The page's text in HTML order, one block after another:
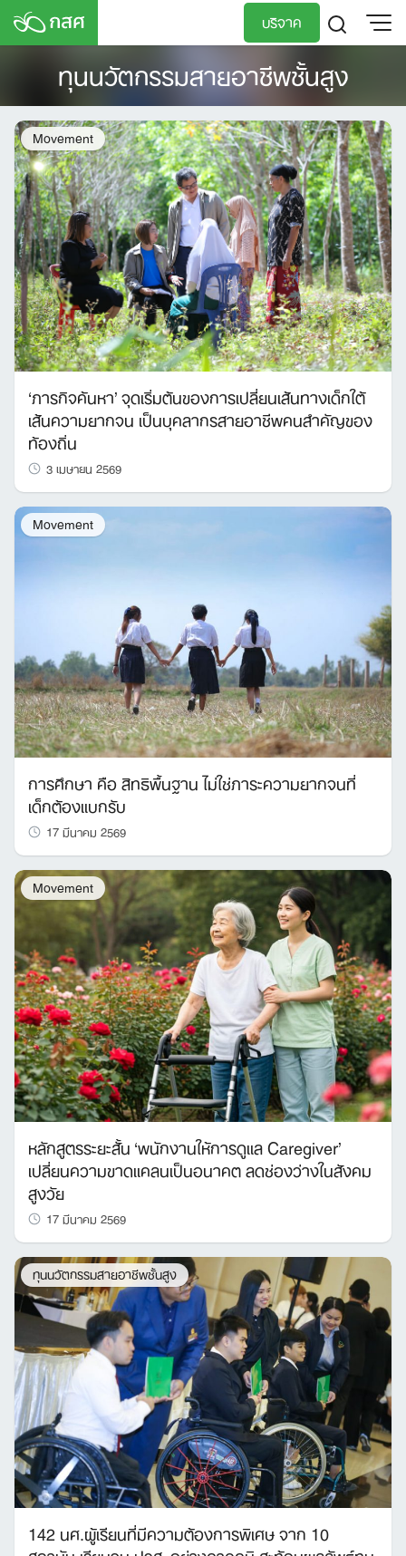
Skip
บริจาค
TH
ทุนนวัตกรรมสายอาชีพชั้นสูง
Movement
‘ภารกิจค้นหา’ จุดเริ่มต้นของการเปลี่ยนเส้นทางเด็กใต้
เส้นความยากจน เป็นบุคลากรสายอาชีพคนสำคัญของ
ท้องถิ่น
3 เมษายน 2569
Movement
การศึกษา คือ สิทธิพื้นฐาน ไม่ใช่ภาระความยากจนที่
เด็กต้องแบกรับ
17 มีนาคม 2569
Movement
หลักสูตรระยะสั้น ‘พนักงานให้การดูแล Caregiver’
เปลี่ยนความขาดแคลนเป็นอนาคต ลดช่องว่างในสังคม
สูงวัย
17 มีนาคม 2569
ทุนนวัตกรรมสายอาชีพชั้นสูง
142 นศ.ผู้เรียนที่มีความต้องการพิเศษ จาก 10